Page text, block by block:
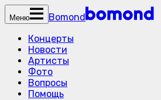
Меню
Bomond
Концерты
Новости
Артисты
Фото
Вопросы
Помощь